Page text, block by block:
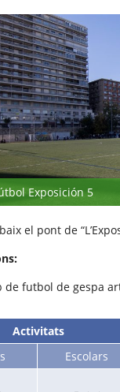
Exposición 5
el pont de
de futbol de gespa
Activitats
Escolars